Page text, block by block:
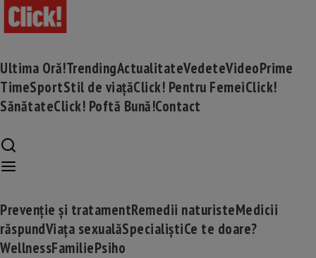
Ultima Oră!TrendingActualitateVedeteVideoPrime
TimeSportStil de viațăClick! Pentru FemeiClick!
SănătateClick! Poftă Bună!Contact
Prevenție și tratamentRemedii naturisteMedicii
răspundViața sexualăSpecialiștiCe te doare?
WellnessFamiliePsiho